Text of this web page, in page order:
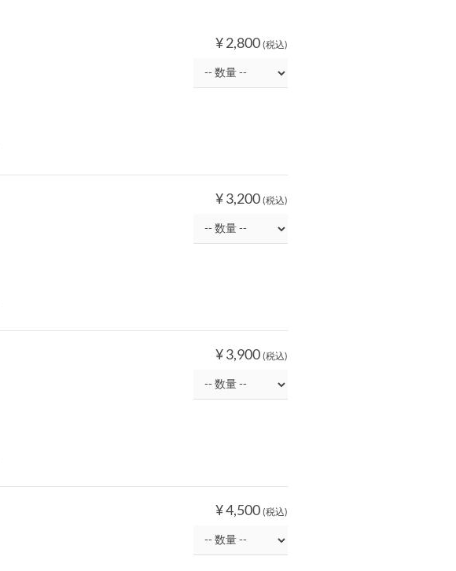
¥ 2,800 (税込)
¥ 3,200 (税込)
¥ 3,900 (税込)
¥ 4,500 (税込)